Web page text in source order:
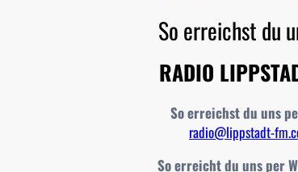
So erreichst du
RADIO
So erreichst du uns
radio@lippstadt-
So erreicht du uns per